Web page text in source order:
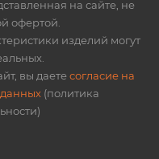
на сайте, не
офертой.
изделий могут
вы даетесогласие на
(политика